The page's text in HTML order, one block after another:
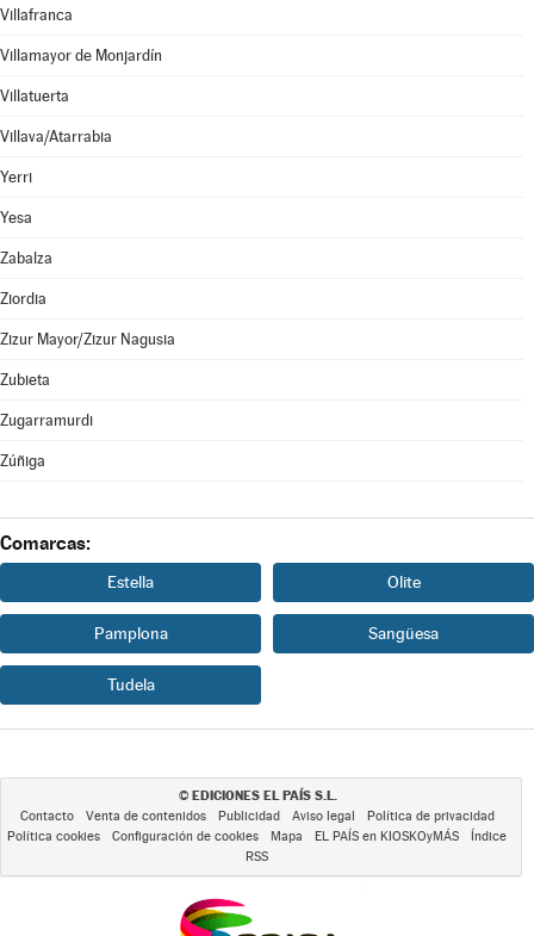
Villafranca
Villamayor de Monjardín
Villatuerta
Villava/Atarrabia
Yerri
Yesa
Zabalza
Ziordia
Zizur Mayor/Zizur Nagusia
Zubieta
Zugarramurdi
Zúñiga
Comarcas:
Estella Olite
Pamplona Sangüesa
Tudela
© EDICIONES EL PAÍS S.L.
Contacto Venta de contenidos Publicidad Aviso legal
Política de privacidad
Política cookies
Configuración de cookies Mapa EL PAÍS en KIOSKOyMÁS
Índice
RSS